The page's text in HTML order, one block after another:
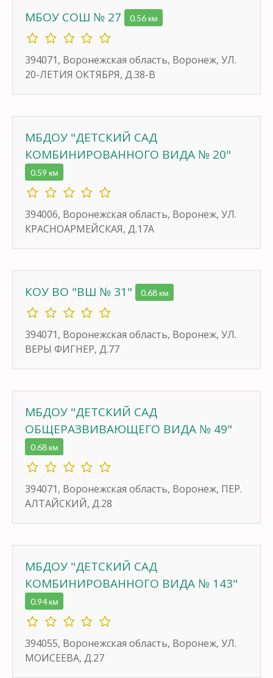
МБОУ СОШ № 27 0.56 км
394071, Воронежская область, Воронеж, УЛ.
20-ЛЕТИЯ ОКТЯБРЯ, Д.38-В
МБДОУ "ДЕТСКИЙ САД
КОМБИНИРОВАННОГО ВИДА № 20"
0.59 км
394006, Воронежская область, Воронеж, УЛ.
КРАСНОАРМЕЙСКАЯ, Д.17А
КОУ ВО "ВШ № 31" 0.68 км
394071, Воронежская область, Воронеж, УЛ.
ВЕРЫ ФИГНЕР, Д.77
МБДОУ "ДЕТСКИЙ САД
ОБЩЕРАЗВИВАЮЩЕГО ВИДА № 49"
0.68 км
394071, Воронежская область, Воронеж, ПЕР.
АЛТАЙСКИЙ, Д.28
МБДОУ "ДЕТСКИЙ САД
КОМБИНИРОВАННОГО ВИДА № 143"
0.94 км
394055, Воронежская область, Воронеж, УЛ.
МОИСЕЕВА, Д.27